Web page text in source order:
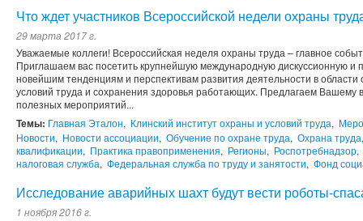
Что ждет участников Всероссийской недели охраны
29 марта 2017 г.
Уважаемые коллеги! Всероссийская неделя охраны труда – главное
Приглашаем вас посетить крупнейшую международную дискуссионную
новейшим тенденциям и перспективам развития деятельности в
условий труда и сохранения здоровья работающих. Предлагаем
полезных мероприятий...
Темы: Главная Эталон, Клинский институт охраны и условий труда,
Новости, Новости ассоциации, Обучение по охране труда, Охрана труда
квалификации, Практика правоприменения, Регионы, Роспотребнадзор,
налоговая служба, Федеральная служба по труду и занятости, Фонд
Исследование аварийных шахт будут вести роботы-
1 ноября 2016 г.